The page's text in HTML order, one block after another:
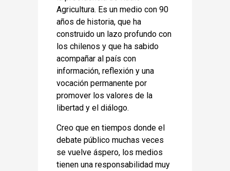
Agricultura. Es un medio con 90
años de historia, que ha
construido un lazo profundo con
los chilenos y que ha sabido
acompañar al país con
información, reflexión y una
vocación permanente por
promover los valores de la
libertad y el diálogo.
Creo que en tiempos donde el
debate público muchas veces
se vuelve áspero, los medios
tienen una responsabilidad muy